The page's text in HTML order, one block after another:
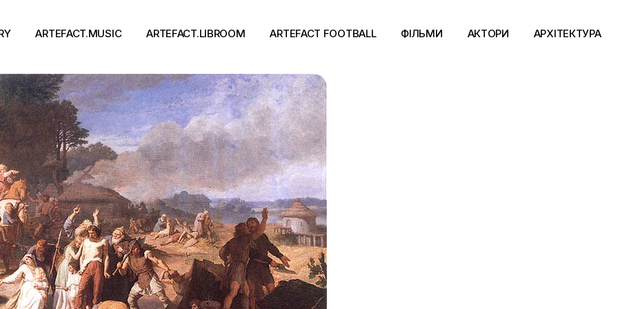
ARTEFACT.MUSIC
Виконавці
Альбоми
Концерти
ARTEFACT.LIBROOM
Книги
Письменники
Події
ARTEFACT FOOTBALL ФІЛЬМИ АКТОРИ АРХІТЕКТУРА